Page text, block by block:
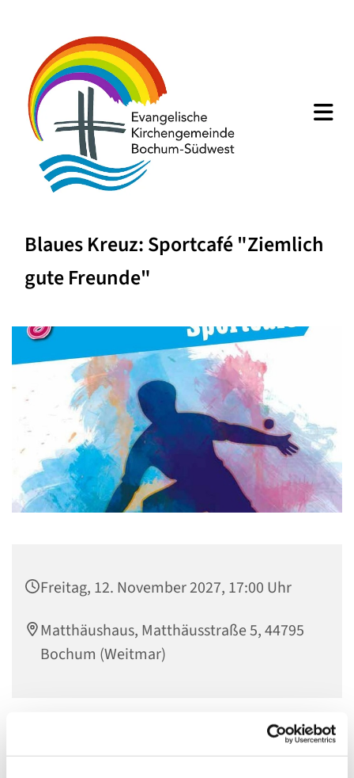
Blaues Kreuz: Sportcafé "Ziemlich
gute Freunde"
Freitag, 12. November 2027, 17:00 Uhr
Matthäushaus, Matthäusstraße 5, 44795
Bochum (Weitmar)